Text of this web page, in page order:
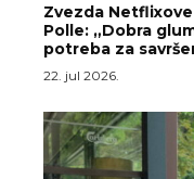
Zvezda
Polle: „Dobra
potreba za
22. jul 2026.